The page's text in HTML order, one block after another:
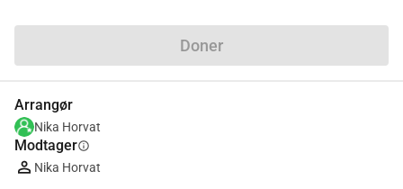
Doner
Arrangør
Nika Horvat
Modtagerinfo
Nika Horvat